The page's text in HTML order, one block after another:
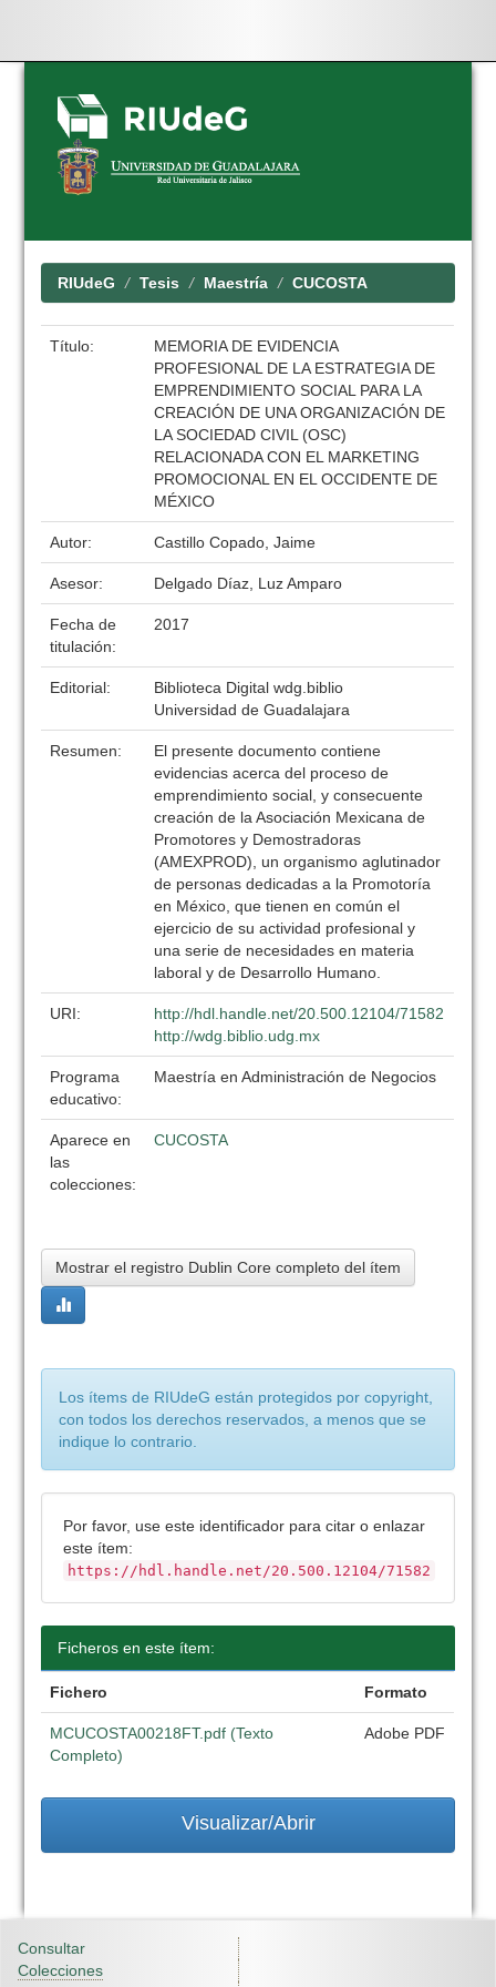
Skip
navigation
RIUdeG Tesis Maestría CUCOSTA
Título:
MEMORIA DE EVIDENCIA
PROFESIONAL DE LA ESTRATEGIA DE
EMPRENDIMIENTO SOCIAL PARA LA
CREACIÓN DE UNA ORGANIZACIÓN DE
LA SOCIEDAD CIVIL (OSC)
RELACIONADA CON EL MARKETING
PROMOCIONAL EN EL OCCIDENTE DE
MÉXICO
Autor: Castillo Copado, Jaime
Asesor: Delgado Díaz, Luz Amparo
Fecha de
titulación:
2017
Editorial:
Biblioteca Digital wdg.biblio
Universidad de Guadalajara
Resumen:
El presente documento contiene
evidencias acerca del proceso de
emprendimiento social, y consecuente
creación de la Asociación Mexicana de
Promotores y Demostradoras
(AMEXPROD), un organismo aglutinador
de personas dedicadas a la Promotoría
en México, que tienen en común el
ejercicio de su actividad profesional y
una serie de necesidades en materia
laboral y de Desarrollo Humano.
URI:
http://hdl.handle.net/20.500.12104/71582
http://wdg.biblio.udg.mx
Programa
educativo:
Maestría en Administración de Negocios
Aparece en
las
colecciones:
CUCOSTA
Mostrar el registro Dublin Core completo del ítem
Los ítems de RIUdeG están protegidos por copyright,
con todos los derechos reservados, a menos que se
indique lo contrario.
Por favor, use este identificador para citar o enlazar
este ítem:
https://hdl.handle.net/20.500.12104/71582
Ficheros en este ítem:
Fichero Formato
MCUCOSTA00218FT.pdf (Texto
Completo)
Adobe PDF
Visualizar/Abrir
Consultar
Colecciones